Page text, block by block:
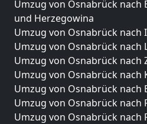
Umzug von Osnabrück nach
und Herzegowina
Umzug von Osnabrück nach
Umzug von Osnabrück nach
Umzug von Osnabrück nach
Umzug von Osnabrück nach
Umzug von Osnabrück nach
Umzug von Osnabrück nach
Umzug von Osnabrück nach